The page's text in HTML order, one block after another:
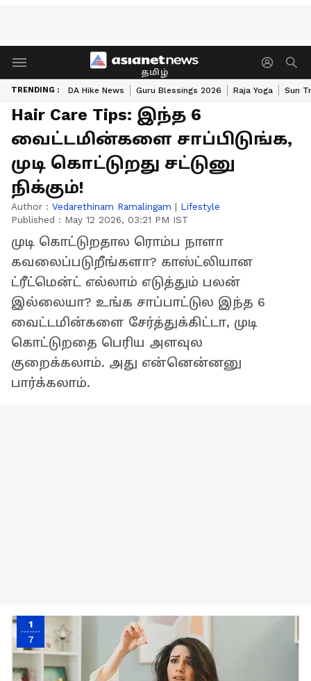
தமிழ்
TRENDING : DA Hike News Guru Blessings 2026 Raja Yoga Sun
Hair Care Tips: இந்த 6
வைட்டமின்களை சாப்பிடுங்க,
முடி கொட்டுறது சட்டுனு
நிக்கும்!
Author : Vedarethinam Ramalingam | Lifestyle
Published : May 12 2026, 03:21 PM IST
முடி கொட்டுறதால ரொம்ப நாளா
கவலைப்படுறீங்களா? காஸ்ட்லியான
ட்ரீட்மென்ட் எல்லாம் எடுத்தும் பலன்
இல்லையா? உங்க சாப்பாட்டுல இந்த 6
வைட்டமின்களை சேர்த்துக்கிட்டா, முடி
கொட்டுறதை பெரிய அளவுல
குறைக்கலாம். அது என்னென்னனு
பார்க்கலாம்.
1
7